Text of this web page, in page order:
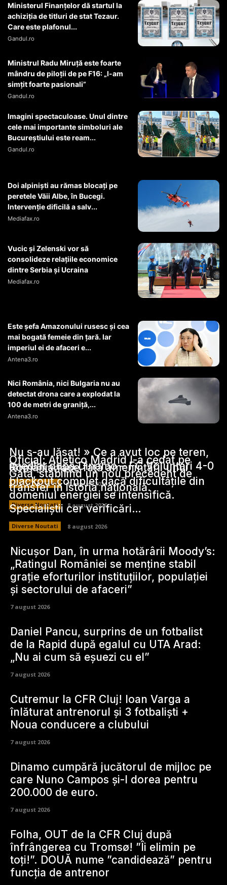
Ministerul Finanțelor dă startul la
achiziția de titluri de stat Tezaur.
Care este plafonul...
Gandul.ro
Ministrul Radu Miruţă este foarte
mândru de piloţii de pe F16: „I-am
simţit foarte pasionali”
Gandul.ro
Imagini spectaculoase. Unul dintre
cele mai importante simboluri ale
Bucureștiului este ream...
Gandul.ro
Doi alpiniști au rămas blocați pe
peretele Văii Albe, în Bucegi.
Intervenție dificilă a salv...
Mediafax.ro
Vucic și Zelenski vor să
consolideze relațiile economice
dintre Serbia și Ucraina
Mediafax.ro
Este șefa Amazonului rusesc și cea
mai bogată femeie din țară. Iar
imperiul ei de afaceri e...
Antena3.ro
Nici România, nici Bulgaria nu au
detectat drona care a explodat la
100 de metri de graniță,...
Antena3.ro
Stiri Diverse:
Nu s-au lăsat! » Ce a avut loc pe teren,
imediat după Dinamo – FC Voluntari 4-0
Diverse Noutati 8 august 2026
Oficial: Atletico Madrid l-a cedat pe
Gata, stabilind un nou precedent de
transfer în istoria națională.
Diverse Noutati 8 august 2026
România face față amenințării unui
blackout complet dacă dificultățile din
domeniul energiei se intensifică.
Specialiștii cer verificări…
Diverse Noutati 8 august 2026
Nicușor Dan, în urma hotărârii Moody’s:
„Ratingul României se menține stabil
grație eforturilor instituțiilor, populației
și sectorului de afaceri”
7 august 2026
Daniel Pancu, surprins de un fotbalist
de la Rapid după egalul cu UTA Arad:
„Nu ai cum să eșuezi cu el”
7 august 2026
Cutremur la CFR Cluj! Ioan Varga a
înlăturat antrenorul și 3 fotbaliști +
Noua conducere a clubului
7 august 2026
Dinamo cumpără jucătorul de mijloc pe
care Nuno Campos și-l dorea pentru
200.000 de euro.
7 august 2026
Folha, OUT de la CFR Cluj după
înfrângerea cu Tromsø! ”Îi elimin pe
toți!”. DOUĂ nume ”candidează” pentru
funcția de antrenor